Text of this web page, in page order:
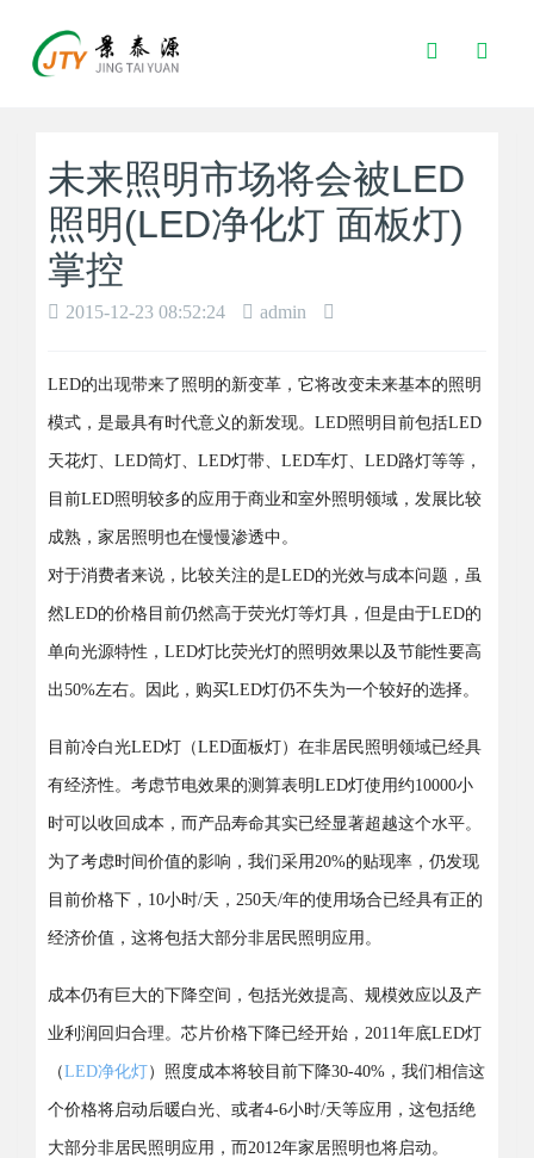
Toggle
Search
未来照明市场将会被LED
照明(LED净化灯 面板灯)
掌控
2015-12-23 08:52:24 admin
LED的出现带来了照明的新变革，它将改变未来基本的照明
模式，是最具有时代意义的新发现。LED照明目前包括LED
天花灯、LED筒灯、LED灯带、LED车灯、LED路灯等等，
目前LED照明较多的应用于商业和室外照明领域，发展比较
成熟，家居照明也在慢慢渗透中。
对于消费者来说，比较关注的是LED的光效与成本问题，虽
然LED的价格目前仍然高于荧光灯等灯具，但是由于LED的
单向光源特性，LED灯比荧光灯的照明效果以及节能性要高
出50%左右。因此，购买LED灯仍不失为一个较好的选择。
目前冷白光LED灯（LED面板灯）在非居民照明领域已经具
有经济性。考虑节电效果的测算表明LED灯使用约10000小
时可以收回成本，而产品寿命其实已经显著超越这个水平。
为了考虑时间价值的影响，我们采用20%的贴现率，仍发现
目前价格下，10小时/天，250天/年的使用场合已经具有正的
经济价值，这将包括大部分非居民照明应用。
成本仍有巨大的下降空间，包括光效提高、规模效应以及产
业利润回归合理。芯片价格下降已经开始，2011年底LED灯
（LED净化灯）照度成本将较目前下降30-40%，我们相信这
个价格将启动后暖白光、或者4-6小时/天等应用，这包括绝
大部分非居民照明应用，而2012年家居照明也将启动。